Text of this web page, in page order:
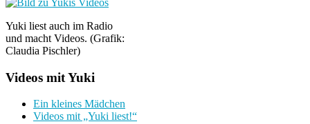
Yuki liest auch im Radio
und macht Videos. (Grafik:
Claudia Pischler)
Videos mit Yuki
Ein kleines Mädchen
Videos mit „Yuki liest!“